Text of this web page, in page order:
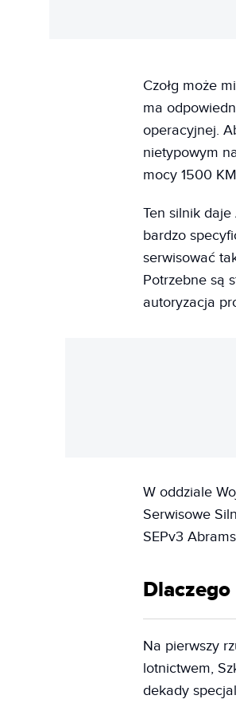
Czołg może
ma
operacyjnej.
nietypowym
mocy 1500
Ten silnik
bardzo
serwisować
Potrzebne są
autoryzacja
W oddziale
Serwisowe
SEPv3
Na pierwszy
lotnictwem,
dekady